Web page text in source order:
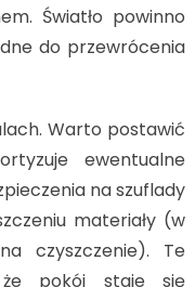
Światło powinno
do przewrócenia
Warto postawić
ewentualne
na szuflady
materiały (w
czyszczenie). Te
pokój staje się